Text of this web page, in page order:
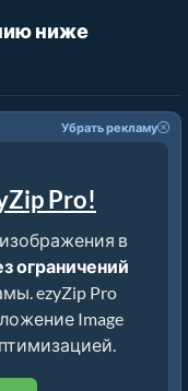
ниже
Убрать рекламу
Pro!
в
ограничений
ezyZip Pro
Image